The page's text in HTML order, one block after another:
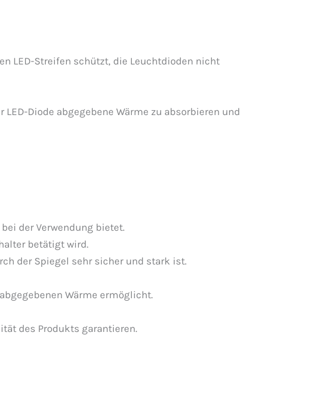
LED-Streifen schützt, die Leuchtdioden nicht
Diode abgegebene Wärme zu absorbieren und
der Verwendung bietet.
betätigt wird.
der Spiegel sehr sicher und stark ist.
Wärme ermöglicht.
des Produkts garantieren.